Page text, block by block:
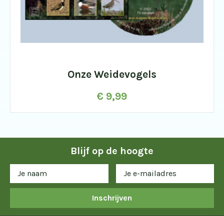
Onze Weidevogels
€ 9,99
Blijf op de hoogte
Inschrijven